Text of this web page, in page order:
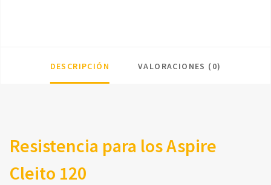
DESCRIPCIÓN VALORACIONES (0)
Resistencia para los Aspire
Cleito 120